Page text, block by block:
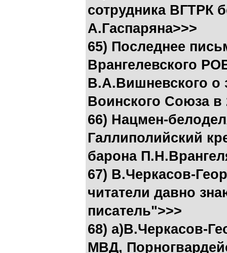
сотрудника ВГТРК
А.Гаспаряна>>>
65) Последнее
Врангелевского
В.А.Вишневского о
Воинского Союза в
66) Нацмен-
Галлиполийский
барона
67) В.Черкасов-
читатели давно
писатель">>>
68) а)В.Черкасов-
МВД,